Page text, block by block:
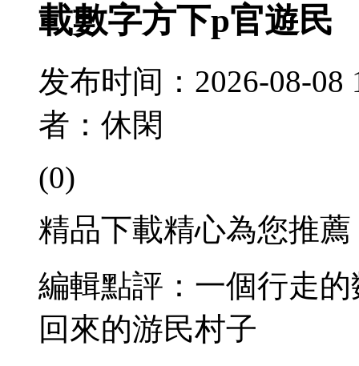
載數字方下p官遊民
发布时间：2026-08-08
者：休閑
(0)
精品下載精心為您推薦
編輯點評：一個行走
回來的游民村子